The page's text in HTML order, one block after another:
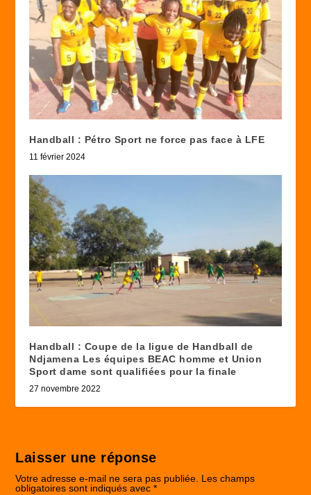
Handball : Pétro Sport ne force pas face à LFE
11 février 2024
Handball : Coupe de la ligue de Handball de
Ndjamena Les équipes BEAC homme et Union
Sport dame sont qualifiées pour la finale
27 novembre 2022
Laisser une réponse
Votre adresse e-mail ne sera pas publiée. Les champs
obligatoires sont indiqués avec*